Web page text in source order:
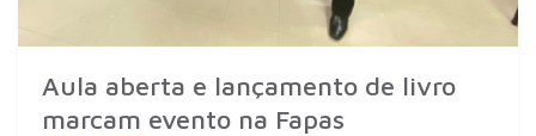
Aula aberta e lançamento de livro
marcam evento na Fapas